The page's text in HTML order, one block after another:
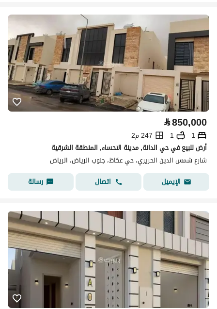
⃁850,000
1
1
247 م2
أرض للبيع في حي الدانة, مدينة الاحساء, المنطقة الشرقية
شارع شمس الدين الحريري، حي عكاظ، جنوب الرياض، الرياض
الإيميل
اتصال رسالة